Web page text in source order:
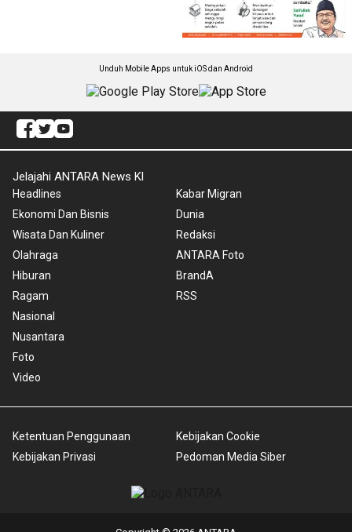
Unduh Mobile Apps untuk iOS dan Android
Jelajahi ANTARA News Kl
Headlines
Ekonomi Dan Bisnis
Wisata Dan Kuliner
Olahraga
Hiburan
Ragam
Nasional
Nusantara
Foto
Video
Kabar Migran
Dunia
Redaksi
ANTARA Foto
BrandA
RSS
Ketentuan Penggunaan
Kebijakan Privasi
Kebijakan Cookie
Pedoman Media Siber